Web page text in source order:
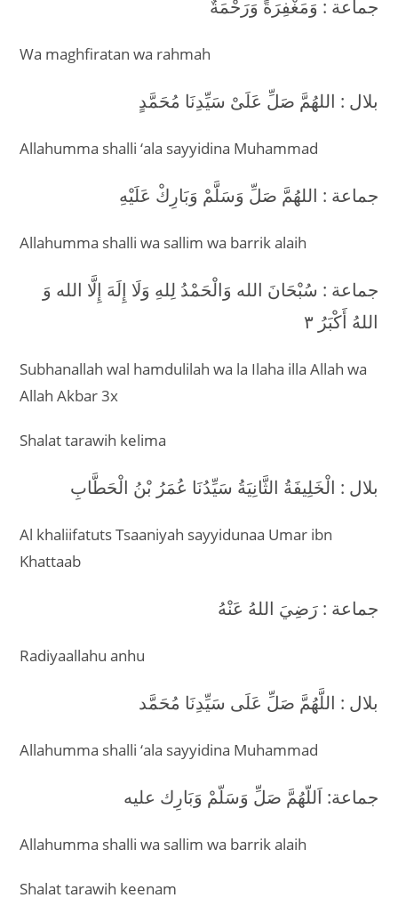
جماعة : وَمَغْفِرَةً وَرَحْمَةٌ
Wa maghfiratan wa rahmah
بلال : اللهُمَّ صَلِّ عَلَىْ سَيِّدِنَا مُحَمَّدٍ
Allahumma shalli ‘ala sayyidina Muhammad
جماعة : اللهُمَّ صَلِّ وَسَلَّمْ وَبَارِكْ عَلَيْهِ
Allahumma shalli wa sallim wa barrik alaih
جماعة : سُبْحَانَ الله وَالْحَمْدُ لِلهِ وَلَا إِلَهَ إِلَّا الله وَ
اللهُ أَكْبَرُ ٣
Subhanallah wal hamdulilah wa la Ilaha illa Allah wa
Allah Akbar 3x
Shalat tarawih kelima
بلال : الْخَلِيفَةُ الثَّانِيَةُ سَيِّدُنَا عُمَرُ بْنُ الْحَطَّابِ
Al khaliifatuts Tsaaniyah sayyidunaa Umar ibn
Khattaab
جماعة : رَضِيَ اللهُ عَنْهُ
Radiyaallahu anhu
بلال : اللَّهُمَّ صَلِّ عَلَى سَيِّدِنَا مُحَمَّد
Allahumma shalli ‘ala sayyidina Muhammad
جماعة: اَللّهُمَّ صَلِّ وَسَلّمْ وَبَارِك عليه
Allahumma shalli wa sallim wa barrik alaih
Shalat tarawih keenam